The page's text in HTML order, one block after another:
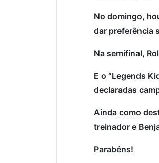
No domingo,
dar preferência
Na semifinal,
E o “Legends
declaradas
Ainda como
treinador e
Parabéns!